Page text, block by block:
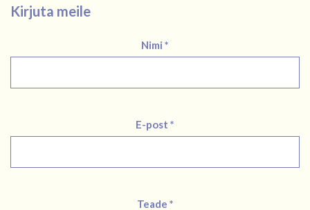
Kirjuta meile
Nimi *
E-post *
Teade *